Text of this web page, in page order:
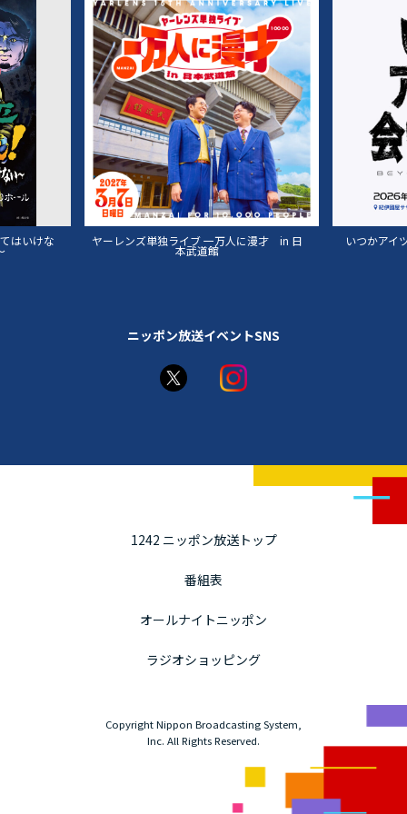
はいけな ヤーレンズ単独ライブ 一万人に漫才 in 日
本武道館
いつかアイ
ニッポン放送イベントSNS
1242 ニッポン放送トップ
番組表
オールナイトニッポン
ラジオショッピング
Copyright Nippon Broadcasting System,
Inc. All Rights Reserved.